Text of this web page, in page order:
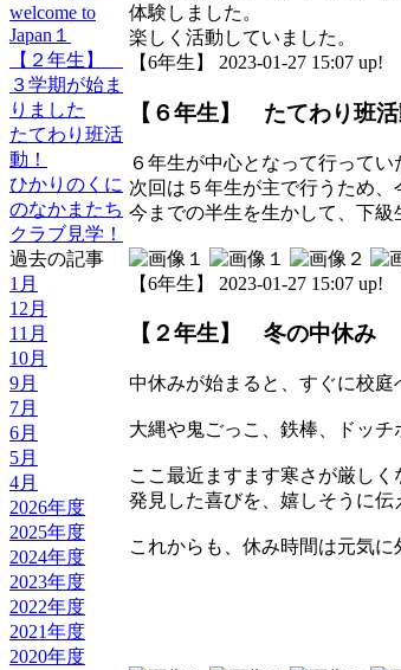
welcome to
Japan１
【２年生】
３学期が始ま
りました
たてわり班活
動！
ひかりのくに
のなかまたち
クラブ見学！
過去の記事
1月
12月
11月
10月
9月
7月
6月
5月
4月
2026年度
2025年度
2024年度
2023年度
2022年度
2021年度
2020年度
体験しました。
楽しく活動していました。
【6年生】 2023-01-27 15:07 up!
【６年生】 たてわり班
６年生が中心となって行って
次回は５年生が主で行うため、
今までの半生を生かして、下級
【6年生】 2023-01-27 15:07 up!
【２年生】 冬の中休み
中休みが始まると、すぐに校庭
大縄や鬼ごっこ、鉄棒、ドッチ
ここ最近ますます寒さが厳し
発見した喜びを、嬉しそうに伝
これからも、休み時間は元気に